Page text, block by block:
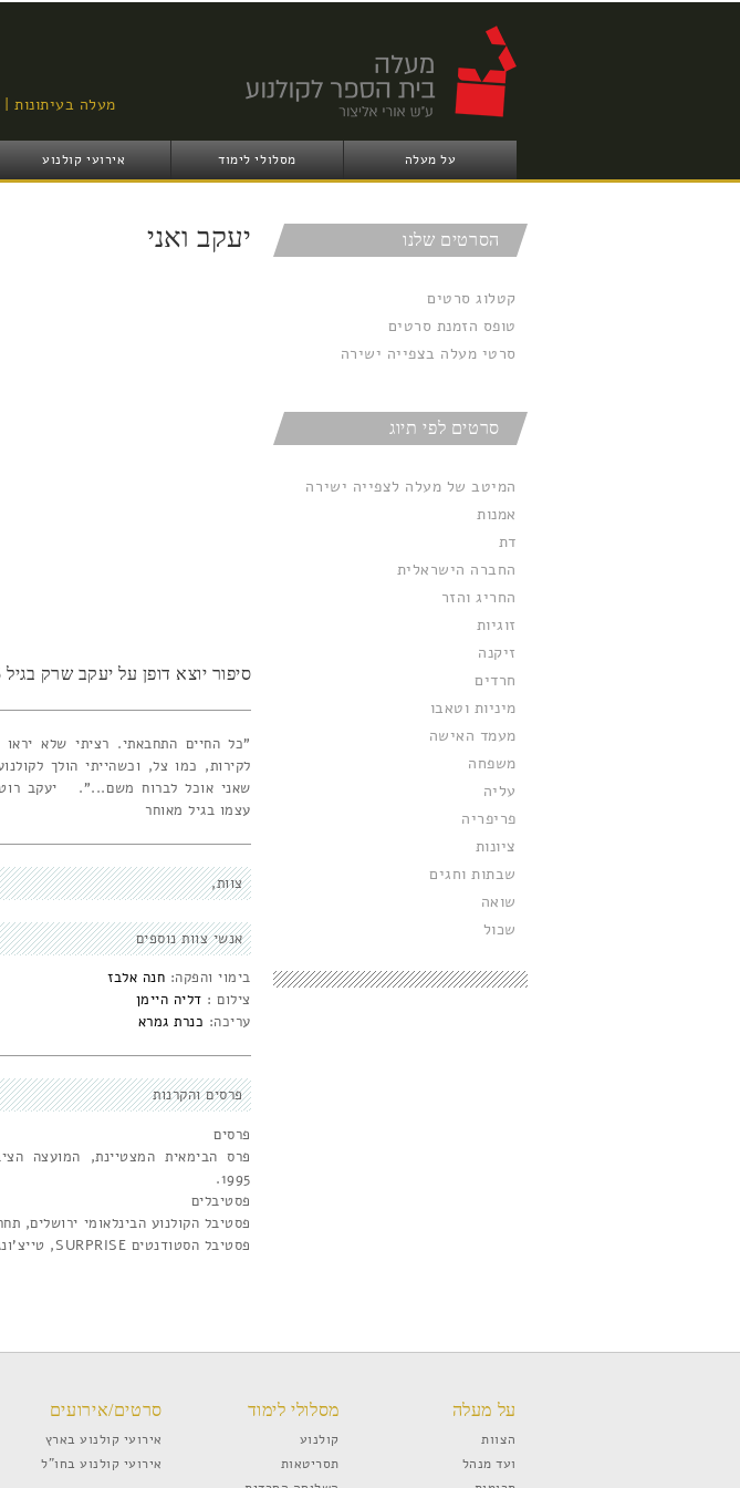
מעלה בעיתונות
על מעלה מסלולי לימוד אירועי קולנוע
הסרטים שלנו
קטלוג סרטים
טופס הזמנת סרטים
סרטי מעלה בצפייה ישירה
סרטים לפי תיוג
המיטב של מעלה לצפייה ישירה
אמנות
דת
החברה הישראלית
החריג והזר
זוגיות
זיקנה
חרדים
מיניות וטאבו
מעמד האישה
משפחה
עליה
פריפריה
ציונות
שבתות וחגים
שואה
שכול
יעקב ואני
סיפור יוצא דופן על יעקב שרק בגיל 35 התחיל להיות הוא עצמו...
לקירות, כמו צל, וכשהייתי הולך
שאני אוכל לברוח משם...". יעקב
עצמו בגיל מאוחר
צוות
אנשי צוות נוספים
בימוי והפקה: חנה אלבז
צילום : דליה היימן
עריכה: כנרת גמרא
פרסים והקרנות
פרסים
פרס הבימאית המצטיינת, המועצה
1995.
פסטיבלים
פסטיבל הקולנוע הבינלאומי ירושלים, תחרות
פסטיבל הסטודנטים SURPRISE, טייצ'ונג, טיוואן, 1999
על מעלה
הצוות
ועד מנהל
מסלולי לימוד
קולנוע
תסריטאות
סרטים/אירועים
אירועי קולנוע בארץ
אירועי קולנוע בחו”ל